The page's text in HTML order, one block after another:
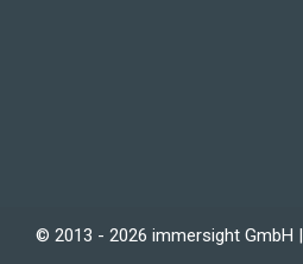
© 2013 - 2026 immersight GmbH |